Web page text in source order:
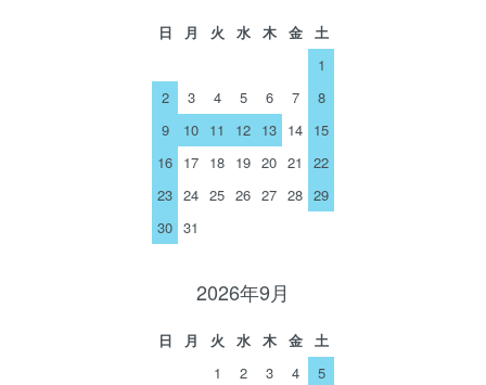
日 月 火 水 木 金
土
1
2
3 4 5 6 7
8
9
10 11 12 13 14 15
16 17 18 19 20 21
22
23 24 25 26 27 28 29
30 31
2026年9月
日 月 火 水 木 金
土
1
2 3 4
5